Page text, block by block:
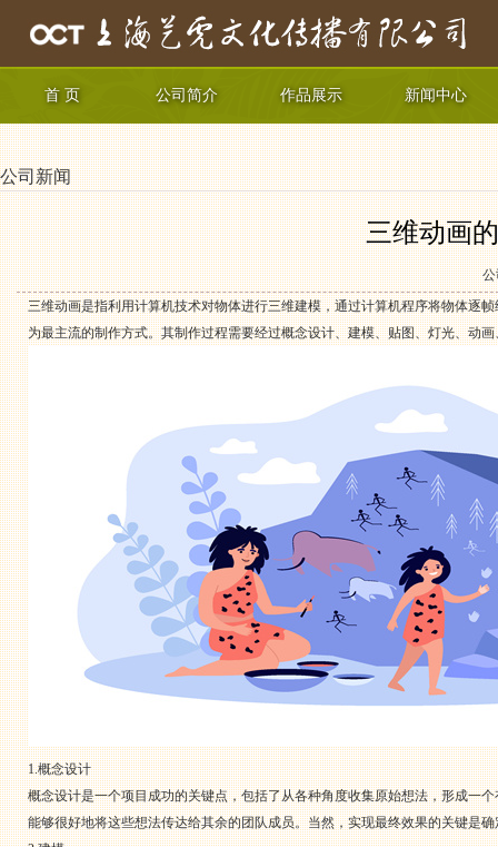
首 页 公司简介 作品展示 新闻中心
公司新闻
三维动画
公
三维动画是指利用计算机技术对物体进行三维建模，通过计算机程序将物体逐
为最主流的制作方式。其制作过程需要经过概念设计、建模、贴图、灯光、动
1.概念设计
概念设计是一个项目成功的关键点，包括了从各种角度收集原始想法，形成一
能够很好地将这些想法传达给其余的团队成员。当然，实现最终效果的关键是